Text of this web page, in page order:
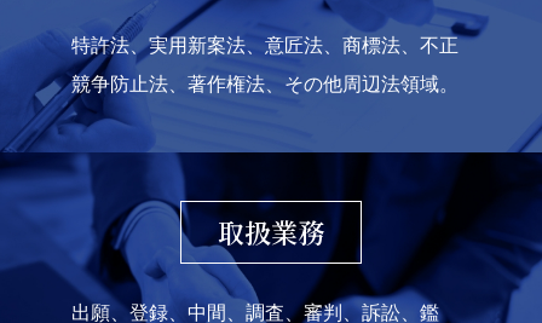
特許法、実用新案法、意匠法、商標法、不正
競争防止法、著作権法、その他周辺法領域。
取扱業務
出願、登録、中間、調査、審判、訴訟、鑑